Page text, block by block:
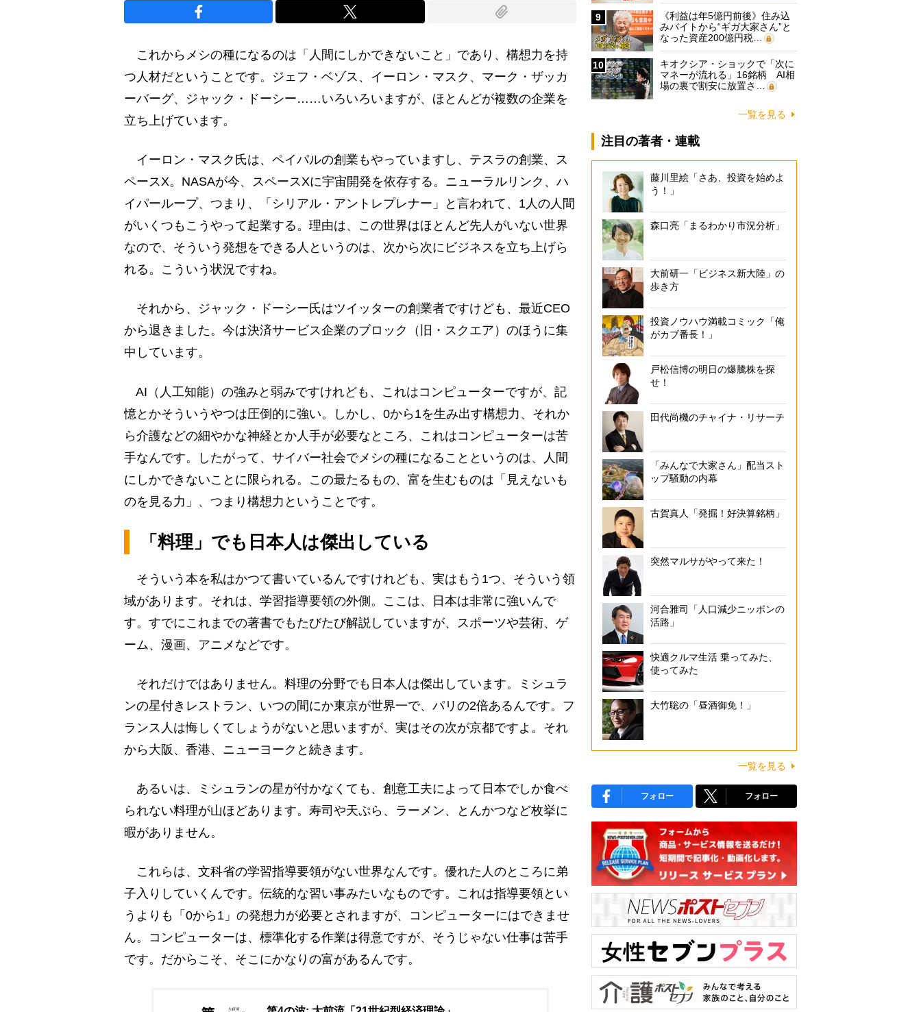
これからメシの種になるのは「人間にしかできないこと」であり、構想力を持
つ人材だということです。ジェフ・ベゾス、イーロン・マスク、マーク・ザッカ
ーバーグ、ジャック・ドーシー……いろいろいますが、ほとんどが複数の企業を
立ち上げています。
イーロン・マスク氏は、ペイパルの創業もやっていますし、テスラの創業、ス
ペースX。NASAが今、スペースXに宇宙開発を依存する。ニューラルリンク、ハ
イパーループ、つまり、「シリアル・アントレプレナー」と言われて、1人の人間
がいくつもこうやって起業する。理由は、この世界はほとんど先人がいない世界
なので、そういう発想をできる人というのは、次から次にビジネスを立ち上げら
れる。こういう状況ですね。
それから、ジャック・ドーシー氏はツイッターの創業者ですけども、最近CEO
から退きました。今は決済サービス企業のブロック（旧・スクエア）のほうに集
中しています。
AI（人工知能）の強みと弱みですけれども、これはコンピューターですが、記
憶とかそういうやつは圧倒的に強い。しかし、0から1を生み出す構想力、それか
ら介護などの細やかな神経とか人手が必要なところ、これはコンピューターは苦
手なんです。したがって、サイバー社会でメシの種になることというのは、人間
にしかできないことに限られる。この最たるもの、富を生むものは「見えないも
のを見る力」、つまり構想力ということです。
「料理」でも日本人は傑出している
そういう本を私はかつて書いているんですけれども、実はもう1つ、そういう領
域があります。それは、学習指導要領の外側。ここは、日本は非常に強いんで
す。すでにこれまでの著書でもたびたび解説していますが、スポーツや芸術、ゲ
ーム、漫画、アニメなどです。
それだけではありません。料理の分野でも日本人は傑出しています。ミシュラ
ンの星付きレストラン、いつの間にか東京が世界一で、パリの2倍あるんです。フ
ランス人は悔しくてしょうがないと思いますが、実はその次が京都ですよ。それ
から大阪、香港、ニューヨークと続きます。
あるいは、ミシュランの星が付かなくても、創意工夫によって日本でしか食べ
られない料理が山ほどあります。寿司や天ぷら、ラーメン、とんかつなど枚挙に
暇がありません。
これらは、文科省の学習指導要領がない世界なんです。優れた人のところに弟
子入りしていくんです。伝統的な習い事みたいなものです。これは指導要領とい
うよりも「0から1」の発想力が必要とされますが、コンピューターにはできませ
ん。コンピューターは、標準化する作業は得意ですが、そうじゃない仕事は苦手
です。だからこそ、そこにかなりの富があるんです。
9
《利益は年5億円前後》住み込
みバイトから“ギガ大家さん”と
なった資産200億円税…
10
キオクシア・ショックで「次に
マネーが流れる」16銘柄 AI相
場の裏で割安に放置さ…
一覧を見る
注目の著者・連載
藤川里絵「さあ、投資を始めよ
う！」
森口亮「まるわかり市況分析」
大前研一「ビジネス新大陸」の
歩き方
投資ノウハウ満載コミック「俺
がカブ番長！」
戸松信博の明日の爆騰株を探
せ！
田代尚機のチャイナ・リサーチ
「みんなで大家さん」配当スト
ップ騒動の内幕
古賀真人「発掘！好決算銘柄」
突然マルサがやって来た！
河合雅司「人口減少ニッポンの
活路」
快適クルマ生活 乗ってみた、
使ってみた
大竹聡の「昼酒御免！」
一覧を見る
フォロー フォロー